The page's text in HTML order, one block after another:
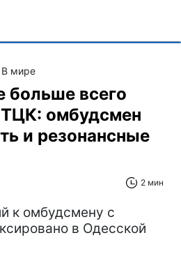
В мире
больше всего
омбудсмен
и резонансные
2 мин
к омбудсмену с
в Одесской